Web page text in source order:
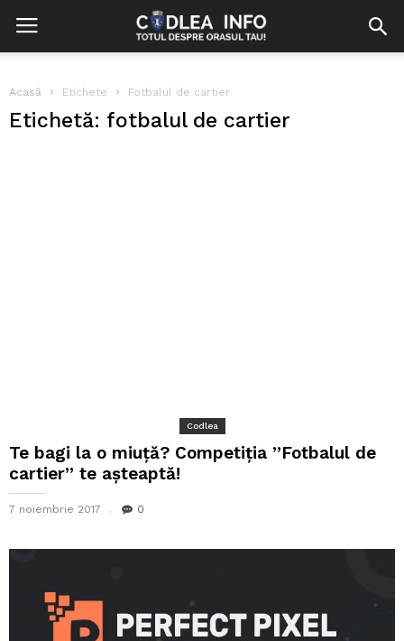
Acasă Etichete Fotbalul de cartier
Etichetă: fotbalul de cartier
Codlea
Te bagi la o miuță? Competiția ”Fotbalul de
cartier” te așteaptă!
7 noiembrie 2017 0